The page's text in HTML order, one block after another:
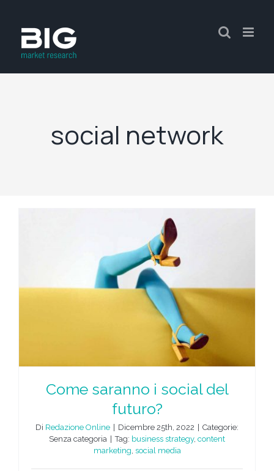
social network
Come saranno i social del
futuro?
Di Redazione Online | Dicembre 25th, 2022 | Categorie:
Senza categoria | Tag: business strategy, content
marketing social media